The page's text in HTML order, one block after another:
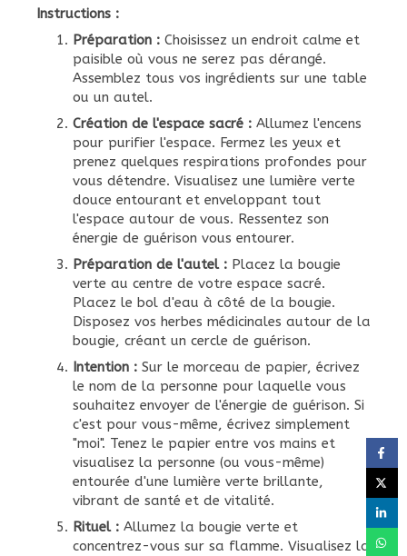
Instructions :
Préparation : Choisissez un endroit calme et
paisible où vous ne serez pas dérangé.
Assemblez tous vos ingrédients sur une table
ou un autel.
Création de l'espace sacré : Allumez l'encens
pour purifier l'espace. Fermez les yeux et
prenez quelques respirations profondes pour
vous détendre. Visualisez une lumière verte
douce entourant et enveloppant tout
l'espace autour de vous. Ressentez son
énergie de guérison vous entourer.
Préparation de l'autel : Placez la bougie
verte au centre de votre espace sacré.
Placez le bol d'eau à côté de la bougie.
Disposez vos herbes médicinales autour de la
bougie, créant un cercle de guérison.
Intention : Sur le morceau de papier, écrivez
le nom de la personne pour laquelle vous
souhaitez envoyer de l'énergie de guérison. Si
c'est pour vous-même, écrivez simplement
"moi". Tenez le papier entre vos mains et
visualisez la personne (ou vous-même)
entourée d'une lumière verte brillante,
vibrant de santé et de vitalité.
Rituel : Allumez la bougie verte et
concentrez-vous sur sa flamme. Visualisez la